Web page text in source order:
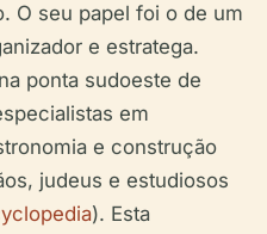
O seu papel foi o de um
e estratega.
ponta sudoeste de
em
e construção
judeus e estudiosos
). Esta